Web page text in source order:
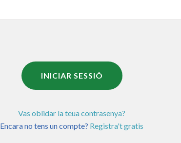
INICIAR SESSIÓ
Vas oblidar la teua contrasenya?
Encara no tens un compte? Registra't gratis